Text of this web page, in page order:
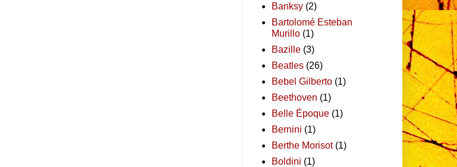
Banksy (2)
Bartolomé Esteban
Murillo (1)
Bazille (3)
Beatles (26)
Bebel Gilberto (1)
Beethoven (1)
Belle Époque (1)
Bernini (1)
Berthe Morisot (1)
Boldini (1)